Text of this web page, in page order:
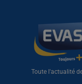
Toute l'actualité